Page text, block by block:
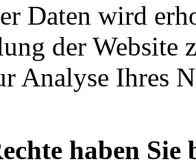
Daten wird
der Website
Analyse Ihres
haben